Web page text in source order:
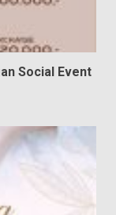
Social Event